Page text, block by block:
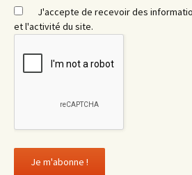
J'accepte de recevoir des
et l'activité du site.